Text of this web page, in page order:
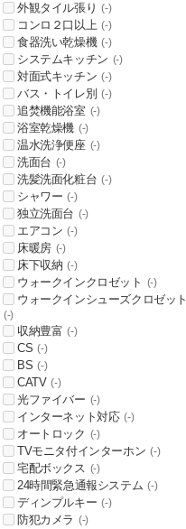
外観タイル張り (-)
コンロ２口以上 (-)
食器洗い乾燥機 (-)
システムキッチン (-)
対面式キッチン (-)
バス・トイレ別 (-)
追焚機能浴室 (-)
浴室乾燥機 (-)
温水洗浄便座 (-)
洗面台 (-)
洗髪洗面化粧台 (-)
シャワー (-)
独立洗面台 (-)
エアコン (-)
床暖房 (-)
床下収納 (-)
ウォークインクロゼット (-)
ウォークインシューズクロゼット
(-)
収納豊富 (-)
CS (-)
BS (-)
CATV (-)
光ファイバー (-)
インターネット対応 (-)
オートロック (-)
TVモニタ付インターホン (-)
宅配ボックス (-)
24時間緊急通報システム (-)
ディンプルキー (-)
防犯カメラ (-)